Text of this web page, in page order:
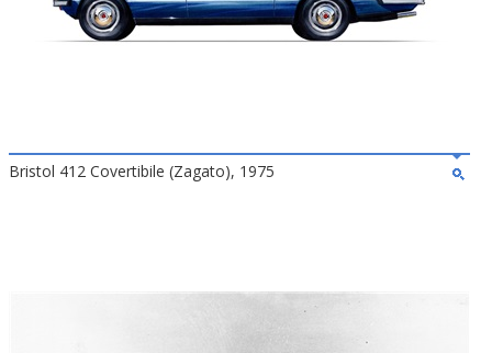
Bristol 412 Covertibile (Zagato), 1975